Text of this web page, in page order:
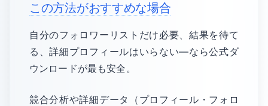
この方法がおすすめな場合
自分のフォロワーリストだけ必要、結果を待て
る、詳細プロフィールはいらない—なら公式ダ
ウンロードが最も安全。
競合分析や詳細データ（プロフィール・フォロ